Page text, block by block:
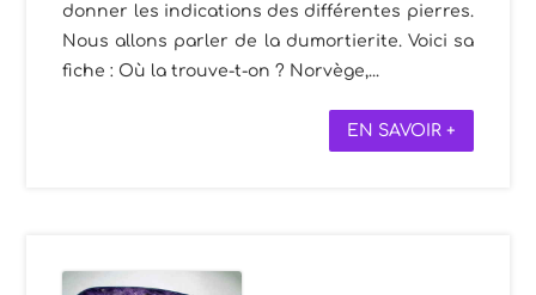
donner les indications des différentes pierres.
Nous allons parler de la dumortierite. Voici sa
fiche : Où la trouve-t-on ? Norvège,...
EN SAVOIR +